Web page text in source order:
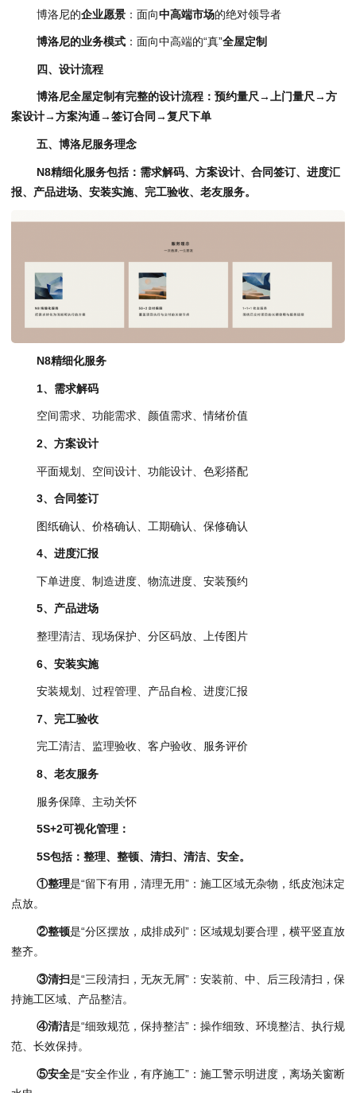
博洛尼的企业愿景 ：面向中高端市场的绝对领导者
博洛尼的业务模式 ：面向中高端的“真”全屋定制
四、设计流程
博洛尼全屋定制有完整的设计流程：预约量尺→上门量尺→方
案设计→方案沟通→签订合同 →复尺下单
五、博洛尼服务理念
N8精细化服务包括： 需求解码、方案设计、合同签订、进度汇
报、产品进场、安装实施、完工验收、老友服务。
N8精细化服务
1、需求解码
空间需求、功能需求、颜值需求、情绪价值
2、方案设计
平面规划、空间设计、功能设计、色彩搭配
3、合同签订
图纸确认、价格确认、工期确认、保修确认
4、进度汇报
下单进度、制造进度、物流进度、安装预约
5、产品进场
整理清洁、现场保护、分区码放、上传图片
6、安装实施
安装规划、过程管理、产品自检、进度汇报
7、完工验收
完工清洁、监理验收、客户验收、服务评价
8、老友服务
服务保障、主动关怀
5S+2可视化管理：
5S包括：整理、整顿、清扫、清洁、安全。
①整理是“留下有用，清理无用”：施工区域无杂物，纸皮泡沫定
点放。
②整顿是“分区摆放，成排成列”：区域规划要合理，横平竖直放
整齐。
③清扫是“三段清扫，无灰无屑”：安装前、中、后三段清扫，保
持施工区域、产品整洁。
④清洁是“细致规范，保持整洁”：操作细致、环境整洁、执行规
范、长效保持。
⑤安全是“安全作业，有序施工”：施工警示明进度，离场关窗断